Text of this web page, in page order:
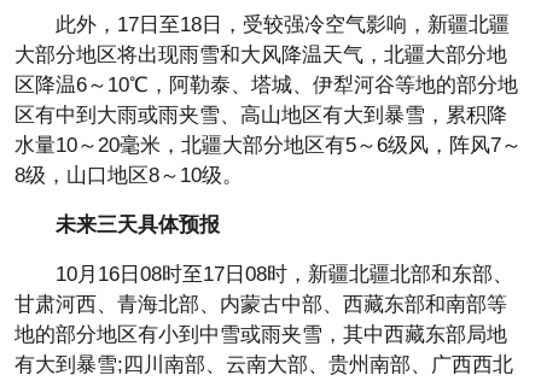
此外，17日至18日，受较强冷空气影响，新疆北疆
大部分地区将出现雨雪和大风降温天气，北疆大部分地
区降温6～10℃，阿勒泰、塔城、伊犁河谷等地的部分地
区有中到大雨或雨夹雪、高山地区有大到暴雪，累积降
水量10～20毫米，北疆大部分地区有5～6级风，阵风7～
8级，山口地区8～10级。
未来三天具体预报
10月16日08时至17日08时，新疆北疆北部和东部、
甘肃河西、青海北部、内蒙古中部、西藏东部和南部等
地的部分地区有小到中雪或雨夹雪，其中西藏东部局地
有大到暴雪;四川南部、云南大部、贵州南部、广西西北